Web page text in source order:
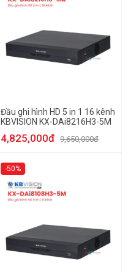
Đầu ghi hình HD 5 in 1 16 kênh
KBVISION KX-DAi8216H3-5M
4,825,000đ 9,650,000đ
-50%